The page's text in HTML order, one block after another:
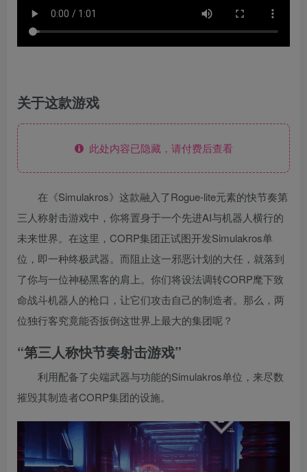
关于这款游戏
此处内容已隐藏，请付费后查看
在《Simulakros》这款融入了Rogue-lite元素的快节奏第
三人称射击游戏中，你将置身于一个先进AI与机器人横行的
未来世界。在这里，CORP集团正试图开发Simulakros单
位，即一种终极武器。而阻止这一邪恶计划的大任，就落到
了你与一位神秘黑客的肩上。你们将设法调转CORP麾下致
命战斗机器人的枪口，让它们攻击自己的制造者。那么，两
位独行客究竟能否扳倒这世界上最大的集团呢？
“第三人称快节奏射击游戏”
利用配备了尖端武器与功能的Simulakros单位，来尽数
摧毁其制造者CORP集团的设施。